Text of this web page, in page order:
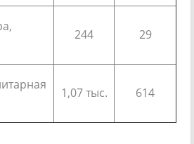
244 29
1,07 тыс. 614